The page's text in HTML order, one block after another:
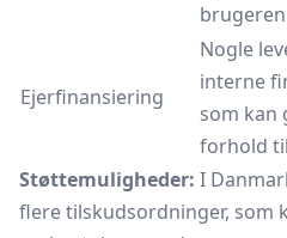
Ejerfinansiering
Nogle
interne
som kan
forhold
Støttemuligheder: I
flere tilskudsordninger, som